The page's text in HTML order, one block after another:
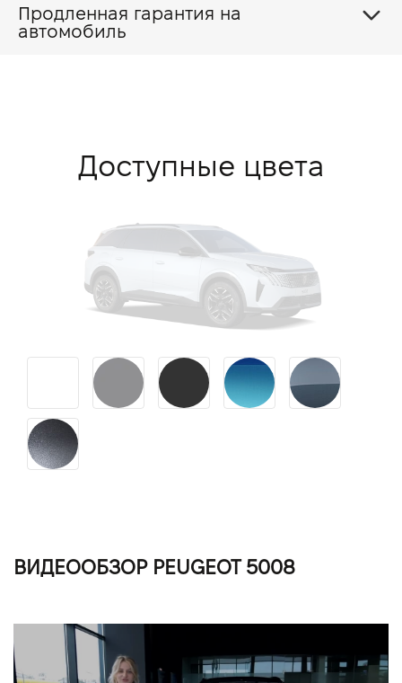
Продленная гарантия на
автомобиль
Доступные цвета
ВИДЕООБЗОР PEUGEOT 5008